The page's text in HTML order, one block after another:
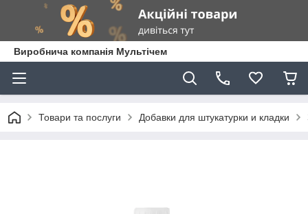
Виробнича компанія Мультічем
Товари та послуги Добавки для штукатурки и кладки